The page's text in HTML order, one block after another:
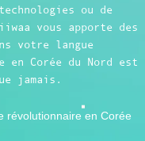
ou de
vous apporte des
votre langue
Corée du Nord est
jamais.
révolutionnaire en Corée